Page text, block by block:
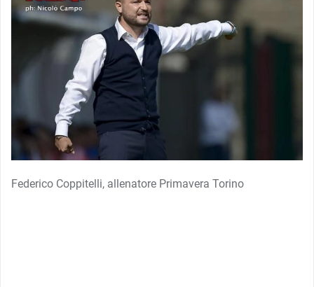
Federico Coppitelli, allenatore Primavera Torino